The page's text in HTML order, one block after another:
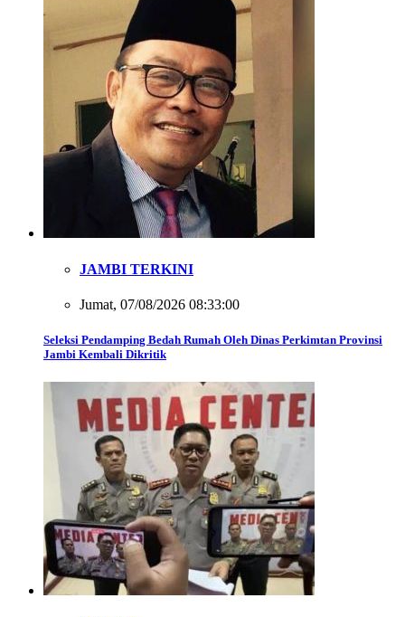
JAMBI TERKINI
Jumat, 07/08/2026 08:33:00
Seleksi Pendamping Bedah Rumah Oleh Dinas Perkimtan Provinsi
Jambi Kembali Dikritik